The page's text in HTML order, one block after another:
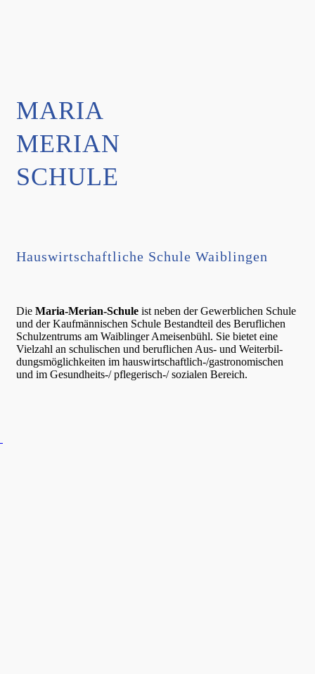
MARIA
MERIAN
SCHULE
Hauswirt­schaft­li­che Schule Waiblingen
Die Maria-Merian-Schule ist neben der Gewerb­li­chen Schule
und der Kaufmän­ni­schen Schule Bestand­teil des Beruf­li­chen
Schul­zen­trums am Waiblin­ger Ameisen­bühl. Sie bietet eine
Vielzahl an schuli­schen und beruf­li­chen Aus- und Weiter­bil­
dungs­mög­lich­kei­ten im hauswirt­schaft­lich-/gastro­no­mi­schen
und im Gesund­heits-/ pflege­risch-/ sozia­len Bereich.